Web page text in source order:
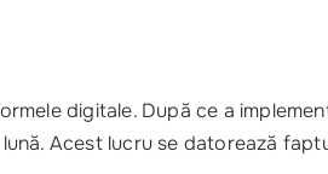
digitale. După ce a
Acest lucru se datorează